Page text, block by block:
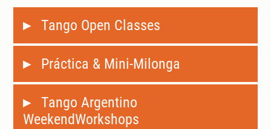
Tango Open Classes
Práctica & Mini-Milonga
Tango Argentino
WeekendWorkshops